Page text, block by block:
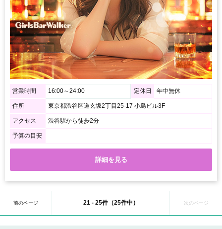
営業時間 16:00～24:00 定休日 年中無休
住所 東京都渋谷区道玄坂2丁目25-17 小島ビル3F
アクセス 渋谷駅から徒歩2分
予算の目安
詳細を見る
前のページ 21 - 25件（25件中） 次のページ